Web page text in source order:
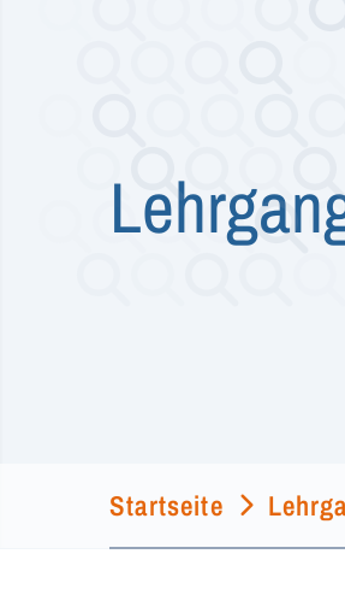
Startseite